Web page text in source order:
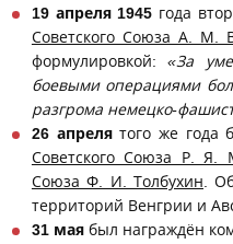
19 апреля 1945 года
Советского Союза А. М.
формулировкой:«За
боевыми операциями
разгрома немецко-
26 апрелятого же года
Советского Союза Р. Я.
Союза Ф. И. Толбухин.
территорий Венгрии и
31 мая был награждён